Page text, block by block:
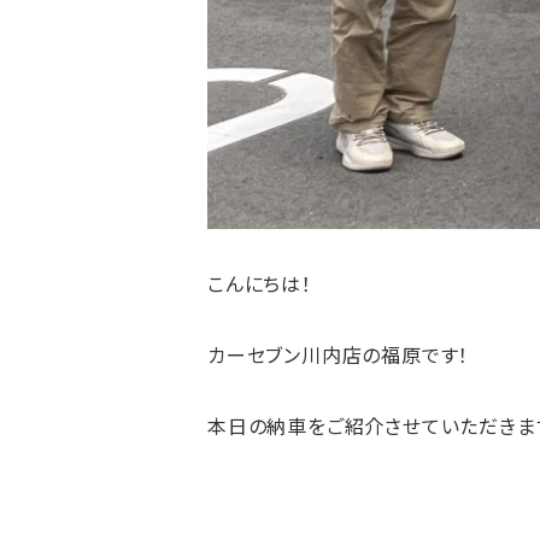
こんにちは！
カーセブン川内店の福原です！
本日の納車をご紹介させていただき